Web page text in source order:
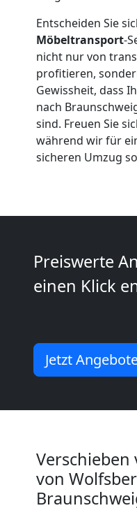
Entscheiden Sie
Möbeltransport-
nicht nur von
profitieren,
Gewissheit, dass
nach
sind. Freuen Sie
während wir für
sicheren Umzug
Preiswerte
einen Klick
Jetzt
Verschieben
von
Qualitäts-
Umzüge
Wolfsberg
Anfrage
Beiladung
National